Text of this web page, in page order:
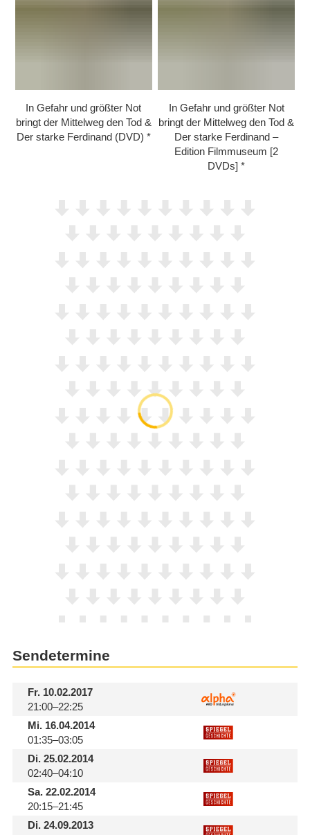
In Gefahr und größter Not
bringt der Mittelweg den Tod &
Der starke Ferdinand (DVD)
In Gefahr und größter Not
bringt der Mittelweg den Tod &
Der starke Ferdinand –
Edition Filmmuseum [2
DVDs]
Sendetermine
Fr.10.02.2017
21:00–22:25
Mi.16.04.2014
01:35–03:05
Di.25.02.2014
02:40–04:10
Sa.22.02.2014
20:15–21:45
Di.24.09.2013